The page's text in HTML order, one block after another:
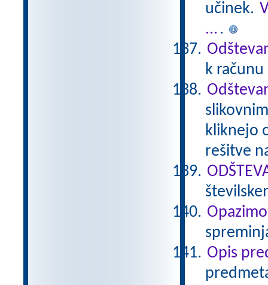
učinek.
....
k
kliknejo
rešitve
Opis